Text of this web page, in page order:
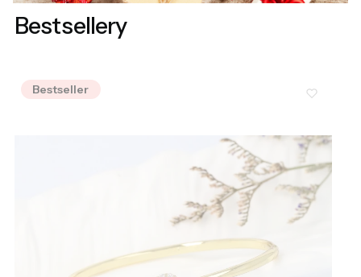
Bestsellery
Bestseller